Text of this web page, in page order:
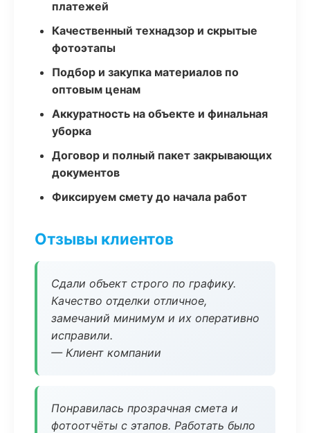
платежей
Качественный технадзор и скрытые
фотоэтапы
Подбор и закупка материалов по
оптовым ценам
Аккуратность на объекте и финальная
уборка
Договор и полный пакет закрывающих
документов
Фиксируем смету до начала работ
Отзывы клиентов
Сдали объект строго по графику.
Качество отделки отличное,
замечаний минимум и их оперативно
исправили.
— Клиент компании
Понравилась прозрачная смета и
фотоотчёты с этапов. Работать было